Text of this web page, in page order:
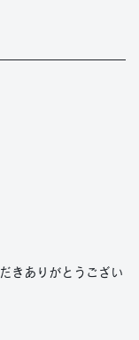
きありがとうござい